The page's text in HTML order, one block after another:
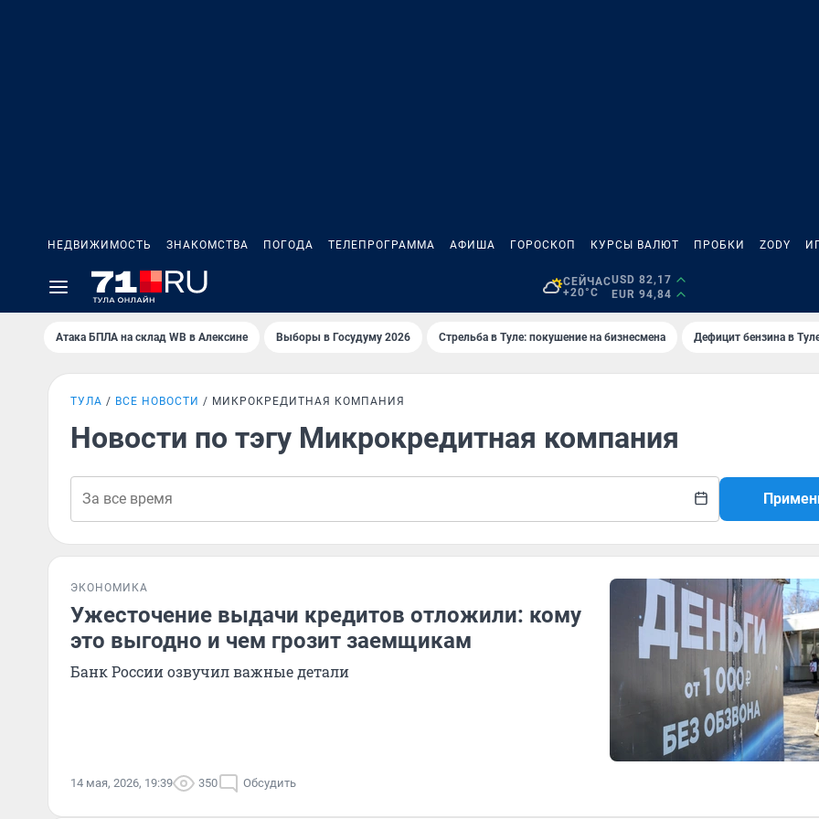
НЕДВИЖИМОСТЬ ЗНАКОМСТВА ПОГОДА ТЕЛЕПРОГРАММА АФИША ГОРОСКОП КУРСЫ ВАЛЮТ ПРОБКИ ZODY
СЕЙЧАС
+20°C
USD 82,17
EUR 94,84
Атака БПЛА на склад WB в Алексине Выборы в Госудуму 2026 Стрельба в Туле: покушение на бизнесмена Дефицит бензина в
ТУЛА ВСЕ НОВОСТИ МИКРОКРЕДИТНАЯ КОМПАНИЯ
Новости по тэгу Микрокредитная компания
ЭКОНОМИКА
Ужесточение выдачи кредитов отложили: кому
это выгодно и чем грозит заемщикам
Банк России озвучил важные детали
14 мая, 2026, 19:39 350 Обсудить